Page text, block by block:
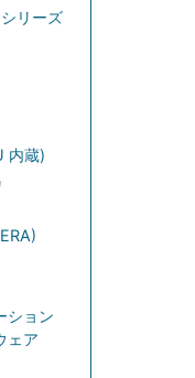
リーズ
内蔵)
ション
ェア